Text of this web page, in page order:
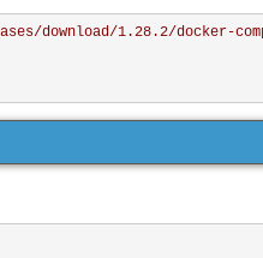
download/1.28.2/docker-